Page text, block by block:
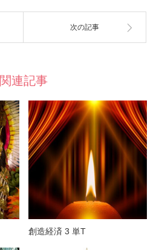
次の記事
関連記事
創造経済 3 単T